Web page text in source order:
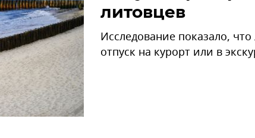
литовцев
Исследование показало,
отпуск на курорт или в